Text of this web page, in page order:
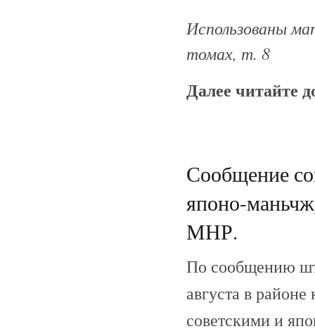
Использованы
томах, т. 8
Далее читайте
Сообщение
японо-
МНР.
По сообщению
августа в
советскими и